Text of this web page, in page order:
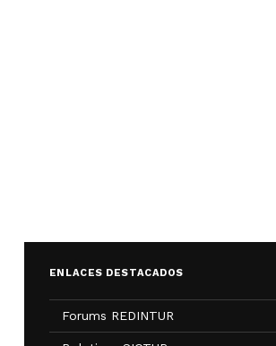
ENLACES DESTACADOS
Forums REDINTUR